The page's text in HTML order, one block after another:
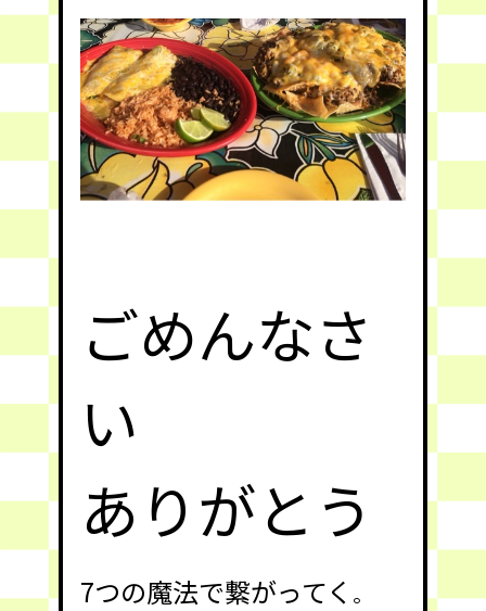
ごめんなさ
い
ありがとう
7つの魔法で繋がってく 。